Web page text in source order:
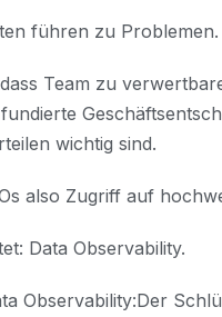
führen zu Problemen.
Team zu
wichtig sind.
also Zugriff auf
Data Observability.
Observability:Der